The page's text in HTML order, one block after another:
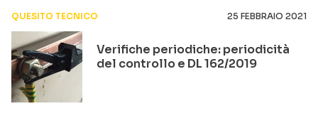
QUESITO TECNICO 25 FEBBRAIO 2021
Verifiche periodiche: periodicità
del controllo e DL 162/2019